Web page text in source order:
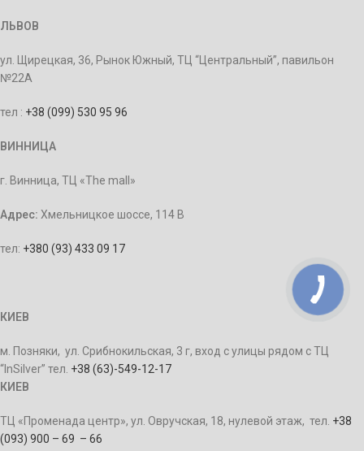
ЛЬВОВ
ул. Щирецкая, 36, Рынок Южный, ТЦ “Центральный”, павильон
№22А
тел : +38 (099) 530 95 96
ВИННИЦА
г. Винница, ТЦ «The mall»
Адрес: Хмельницкое шоссе, 114 В
тел: +380 (93) 433 09 17
КИЕВ
м. Позняки, ул. Срибнокильская, 3 г, вход с улицы рядом с ТЦ
“InSilver” тел. +38 (63)-549-12-17
КИЕВ
ТЦ «Променада центр», ул. Овручская, 18, нулевой этаж, тел. +38
(093) 900 – 69 – 66